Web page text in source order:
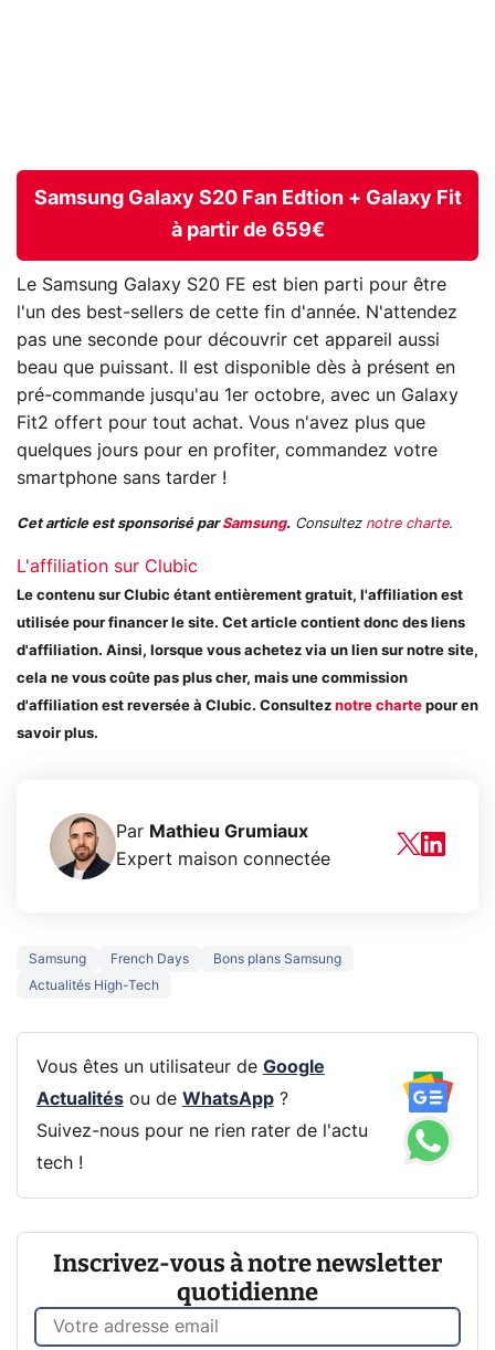
Samsung Galaxy S20 Fan Edtion + Galaxy Fit
à partir de 659€
Le Samsung Galaxy S20 FE est bien parti pour être
l'un des best-sellers de cette fin d'année. N'attendez
pas une seconde pour découvrir cet appareil aussi
beau que puissant. Il est disponible dès à présent en
pré-commande jusqu'au 1er octobre, avec un Galaxy
Fit2 offert pour tout achat. Vous n'avez plus que
quelques jours pour en profiter, commandez votre
smartphone sans tarder !
Cet article est sponsorisé parSamsung. Consultez notre charte.
L'affiliation sur Clubic
Le contenu sur Clubic étant entièrement gratuit, l'affiliation est
utilisée pour financer le site. Cet article contient donc des liens
d'affiliation. Ainsi, lorsque vous achetez via un lien sur notre site,
cela ne vous coûte pas plus cher, mais une commission
d'affiliation est reversée à Clubic. Consultez notre charte pour en
savoir plus.
Par Mathieu Grumiaux
Expert maison connectée
Samsung French Days
Bons plans Samsung
Actualités High-Tech
Vous êtes un utilisateur de Google
Actualitésou de WhatsApp?
Suivez-nous pour ne rien rater de l'actu
tech !
Inscrivez-vous à notre newsletter
quotidienne